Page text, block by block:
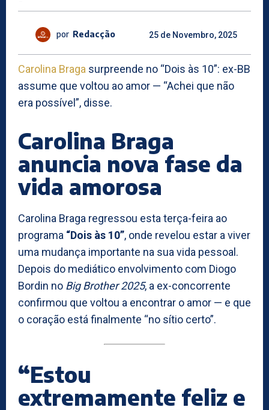
por Redacção 25 de Novembro, 2025
Carolina Braga surpreende no “Dois às 10”: ex-BB
assume que voltou ao amor — “Achei que não
era possível”, disse.
Carolina Braga
anuncia nova fase da
vida amorosa
Carolina Braga regressou esta terça-feira ao
programa “Dois às 10”, onde revelou estar a viver
uma mudança importante na sua vida pessoal.
Depois do mediático envolvimento com Diogo
Bordin no Big Brother 2025, a ex-concorrente
confirmou que voltou a encontrar o amor — e que
o coração está finalmente “no sítio certo”.
“Estou
extremamente feliz e